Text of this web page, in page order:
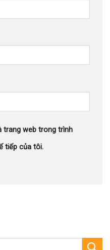
trang web trong trình
tiếp của tôi.